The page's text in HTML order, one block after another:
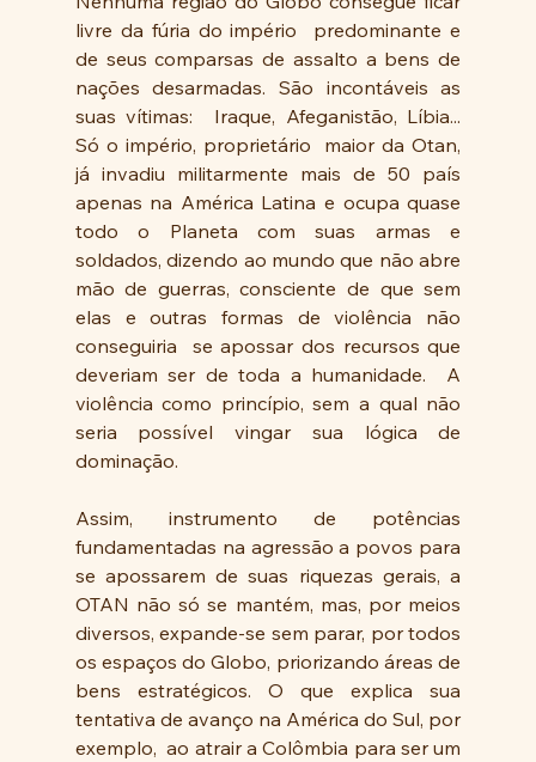
livre da fúria do império  predominante e
de seus comparsas de assalto a bens de
nações desarmadas. São incontáveis as
suas vítimas:  Iraque, Afeganistão, Líbia...
Só o império, proprietário  maior da Otan,
já invadiu militarmente mais de 50 país
apenas na América Latina e ocupa quase
todo o Planeta com suas armas e
soldados, dizendo ao mundo que não abre
mão de guerras, consciente de que sem
elas e outras formas de violência não
conseguiria  se apossar dos recursos que
deveriam ser de toda a humanidade.  A
violência como princípio, sem a qual não
seria possível vingar sua lógica de
dominação.
Assim, instrumento de potências
fundamentadas na agressão a povos para
se apossarem de suas riquezas gerais, a
OTAN não só se mantém, mas, por meios
diversos, expande-se sem parar, por todos
os espaços do Globo, priorizando áreas de
bens estratégicos. O que explica sua
tentativa de avanço na América do Sul, por
exemplo,  ao atrair a Colômbia para ser um